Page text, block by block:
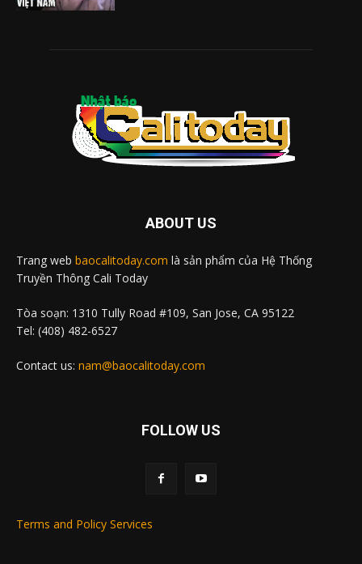
ABOUT US
Trang web baocalitoday.com là sản phẩm của Hệ Thống
Truyền Thông Cali Today
Tòa soạn: 1310 Tully Road #109, San Jose, CA 95122
Tel: (408) 482-6527
Contact us: nam@baocalitoday.com
FOLLOW US
Terms and Policy Services